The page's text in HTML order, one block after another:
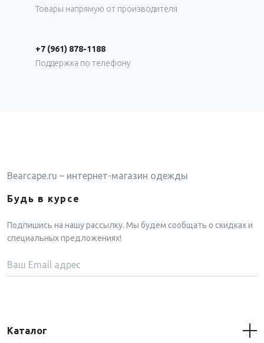
Товары напрямую от производителя
+7 (961) 878-1188
Поддержка по телефону
Bearcape.ru – интернет-магазин одежды
Будь в курсе
Подпишись на нашу рассылку. Мы будем сообщать о скидках и
специальных предложениях!
Каталог